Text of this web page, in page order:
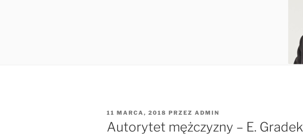
OPUBLIKOWANE
W
11 MARCA, 2018 PRZEZ ADMIN
Autorytet mężczyzny – E. Gradek